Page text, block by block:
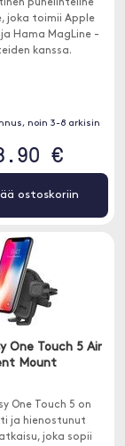
puhelinteline
joka toimii Apple
Hama MagLine -
kanssa.
noin 3-8 arkisin
€
ostoskoriin
One Touch 5 Air
Mount
One Touch 5 on
ja hienostunut
joka sopii